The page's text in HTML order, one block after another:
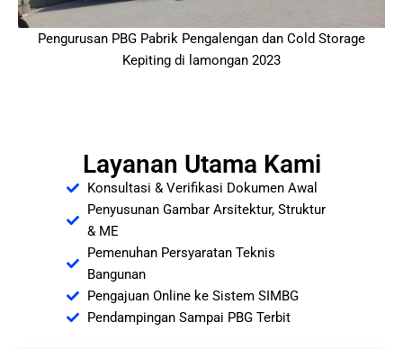
Pengurusan PBG Pabrik Pengalengan dan Cold Storage
Kepiting di lamongan 2023
Layanan Utama Kami
Konsultasi & Verifikasi Dokumen Awal
Penyusunan Gambar Arsitektur, Struktur
& ME
Pemenuhan Persyaratan Teknis
Bangunan
Pengajuan Online ke Sistem SIMBG
Pendampingan Sampai PBG Terbit